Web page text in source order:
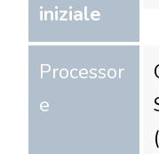
iniziale
Processor
e